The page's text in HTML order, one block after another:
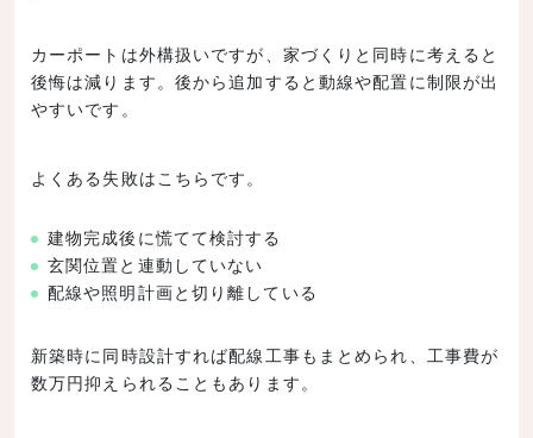
カーポートは外構扱いですが、家づくりと同時に考えると
後悔は減ります。後から追加すると動線や配置に制限が出
やすいです。
よくある失敗はこちらです。
建物完成後に慌てて検討する
玄関位置と連動していない
配線や照明計画と切り離している
新築時に同時設計すれば配線工事もまとめられ、工事費が
数万円抑えられることもあります。